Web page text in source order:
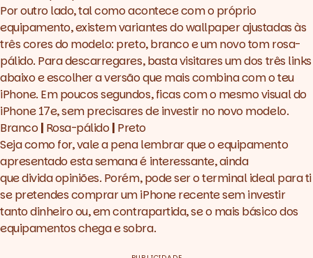
Por outro lado, tal como acontece com o próprio
equipamento, existem variantes dowallpaperajustadas às
três cores do modelo: preto, branco e um novo tom rosa-
pálido. Para descarregares, basta visitares um dos três links
abaixo e escolher a versão que mais combina com o teu
iPhone. Em poucos segundos, ficas com o mesmo visual do
iPhone 17e, sem precisares de investir no novo modelo.
Branco | Rosa-pálido| Preto
Seja como for, vale a pena lembrar que o equipamento
apresentado esta semana é interessante, ainda
que divida opiniões. Porém, pode ser o terminal ideal para ti
se pretendes comprar um iPhone recente sem investir
tanto dinheiro ou, em contrapartida, se o mais básico dos
equipamentos chega e sobra.